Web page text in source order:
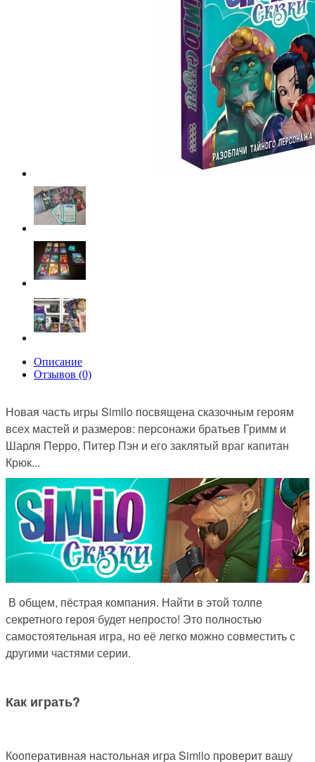
Описание
Отзывов (0)
Новая часть игры Similo посвящена сказочным героям
всех мастей и размеров: персонажи братьев Гримм и
Шарля Перро, Питер Пэн и его заклятый враг капитан
Крюк...
В общем, пёстрая компания. Найти в этой толпе
секретного героя будет непросто! Это полностью
самостоятельная игра, но её легко можно совместить с
другими частями серии.
Как играть?
Кооперативная настольная игра Similo проверит вашу